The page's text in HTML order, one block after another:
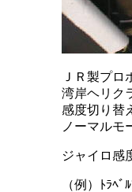
ＪＲ製プ
湾岸ヘリク
感度切り替
ノーマルモ
ジャイロ感
（例）ﾄﾗﾍ